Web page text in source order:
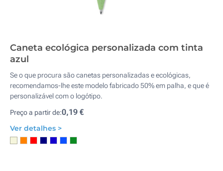
Caneta ecológica personalizada com tinta
azul
Se o que procura são canetas personalizadas e ecológicas,
recomendamos-lhe este modelo fabricado 50% em palha, e que é
personalizável com o logótipo.
Preço a partir de:0,19 €
Ver detalhes >